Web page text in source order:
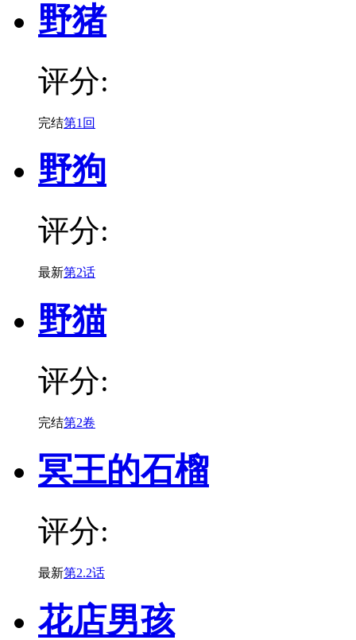
野猪
评分:
完结第1回
野狗
评分:
最新第2话
野猫
评分:
完结第2卷
冥王的石榴
评分:
最新第2.2话
花店男孩